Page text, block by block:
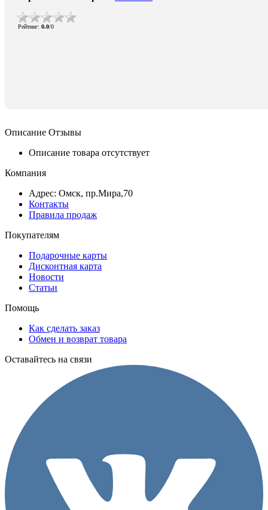
Рейтинг: 0.0/0
Описание Отзывы
Описание товара отсутствует
Компания
Адрес: Омск, пр.Мира,70
Контакты
Правила продаж
Покупателям
Подарочные карты
Дисконтная карта
Новости
Статьи
Помощь
Как сделать заказ
Обмен и возврат товара
Оставайтесь на связи